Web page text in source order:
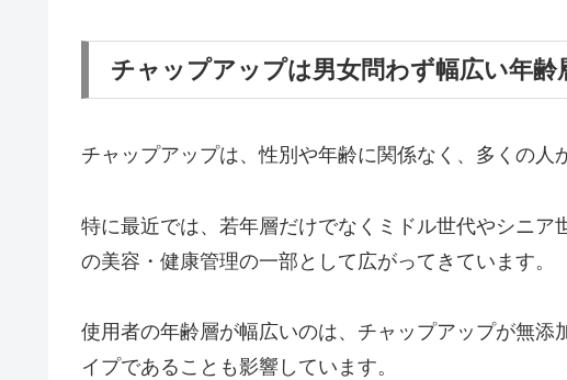
チャップアップは男女問わず幅広い年
チャップアップは、性別や年齢に関係なく、多くの人
特に最近では、若年層だけでなくミドル世代やシニア
の美容・健康管理の一部として広がってきています。
使用者の年齢層が幅広いのは、チャップアップが無添
イプであることも影響しています。